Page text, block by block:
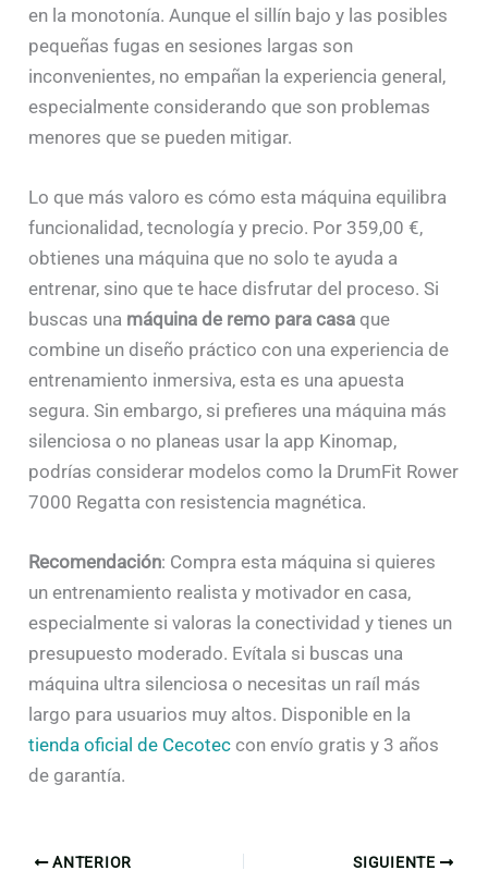
en la monotonía. Aunque el sillín bajo y las posibles
pequeñas fugas en sesiones largas son
inconvenientes, no empañan la experiencia general,
especialmente considerando que son problemas
menores que se pueden mitigar.
Lo que más valoro es cómo esta máquina equilibra
funcionalidad, tecnología y precio. Por 359,00 €,
obtienes una máquina que no solo te ayuda a
entrenar, sino que te hace disfrutar del proceso. Si
buscas una máquina de remo para casa que
combine un diseño práctico con una experiencia de
entrenamiento inmersiva, esta es una apuesta
segura. Sin embargo, si prefieres una máquina más
silenciosa o no planeas usar la app Kinomap,
podrías considerar modelos como la DrumFit Rower
7000 Regatta con resistencia magnética.
Recomendación: Compra esta máquina si quieres
un entrenamiento realista y motivador en casa,
especialmente si valoras la conectividad y tienes un
presupuesto moderado. Evítala si buscas una
máquina ultra silenciosa o necesitas un raíl más
largo para usuarios muy altos. Disponible en la
tienda oficial de Cecotec con envío gratis y 3 años
de garantía.
ANTERIOR SIGUIENTE